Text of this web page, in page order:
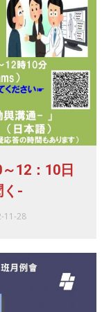
12：10日
く-
11-28